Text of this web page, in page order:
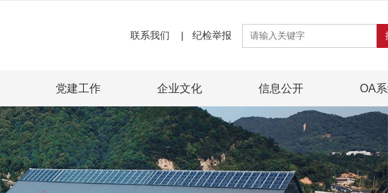
联系我们 | 纪检举报
党建工作 企业文化 信息公开 OA